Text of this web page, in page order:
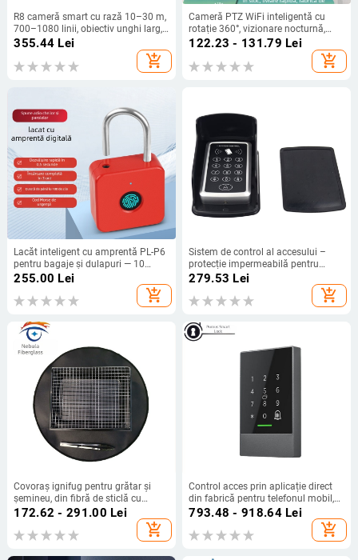
R8 cameră smart cu rază 10–30 m,
700–1080 linii, obiectiv unghi larg,
detecție de alarmă.
355.44 Lei
add_shopping_cart
Cameră PTZ WiFi inteligentă cu
rotație 360°, vizionare nocturnă,
1280x960, notificare de alarmă,
122.23 - 131.79 Lei
add_shopping_cart
Lacăt inteligent cu amprentă PL-P6
pentru bagaje și dulapuri — 10
amprente în stoc, peste 50 de
deblocări, scanare 0,5 s, alimentare
DC
255.00 Lei
add_shopping_cart
Sistem de control al accesului –
protecție impermeabilă pentru
exterior, model HWP-WPC03,
identificare cu card inteligent
279.53 Lei
add_shopping_cart
Covoraș ignifug pentru grătar și
șemineu, din fibră de sticlă cu
siliciu, temperaturi înalte,
antiderapant, repelent la ulei, podea
pentru șemineu
172.62 - 291.00 Lei
add_shopping_cart
Control acces prin aplicație direct
din fabrică pentru telefonul mobil,
control acces prin Bluetooth, control
acces prin amprentă și parolă,
control acces TTlock
793.48 - 918.64Lei
add_shopping_cart